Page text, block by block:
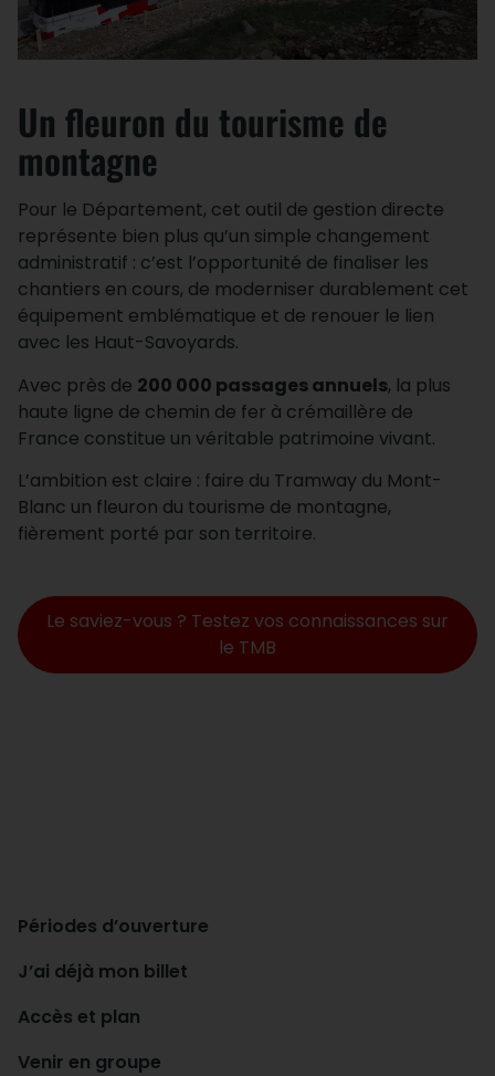
Un fleuron du tourisme de
montagne
Pour le Département, cet outil de gestion directe
représente bien plus qu’un simple changement
administratif : c’est l’opportunité de finaliser les
chantiers en cours, de moderniser durablement cet
équipement emblématique et de renouer le lien
avec les Haut-Savoyards.
Avec près de 200 000 passages annuels, la plus
haute ligne de chemin de fer à crémaillère de
France constitue un véritable patrimoine vivant.
L’ambition est claire : faire du Tramway du Mont-
Blanc un fleuron du tourisme de montagne,
fièrement porté par son territoire.
Le saviez-vous ? Testez vos connaissances sur
le TMB
Périodes d’ouverture
J’ai déjà mon billet
Accès et plan
Venir en groupe